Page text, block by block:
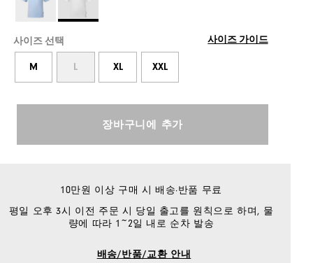
사이즈 선택 사이즈 가이드
M L XL XXL
장바구니에 추가
10만원 이상 구매 시 배송·반품 무료
평일 오후 3시 이전 주문 시 당일 출고를 원칙으로 하며, 물
량에 따라 1~2일 내로 순차 발송
배송/반품/교환 안내